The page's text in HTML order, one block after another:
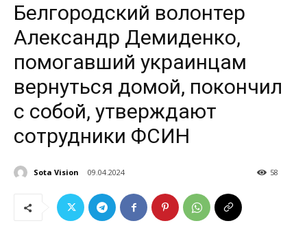
Белгородский волонтер
Александр Демиденко,
помогавший украинцам
вернуться домой, покончил
с собой, утверждают
сотрудники ФСИН
Sota Vision 09.04.2024 58